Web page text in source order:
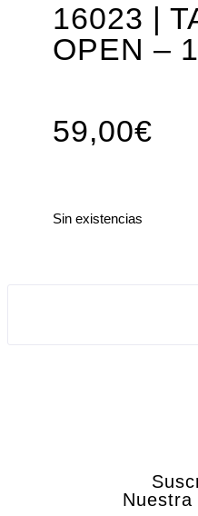
16023 |
OPEN –
59,00€
Sin existencias
Nuestra